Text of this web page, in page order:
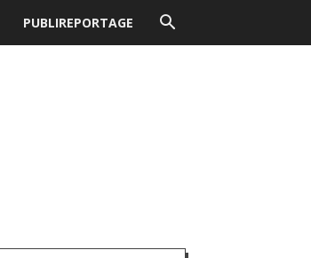
PUBLIREPORTAGE